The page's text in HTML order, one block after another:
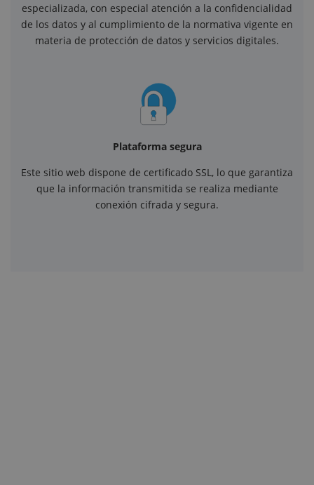
especializada, con especial atención a la confidencialidad
de los datos y al cumplimiento de la normativa vigente en
materia de protección de datos y servicios digitales.
Plataforma segura
Este sitio web dispone de certificado SSL, lo que garantiza
que la información transmitida se realiza mediante
conexión cifrada y segura.